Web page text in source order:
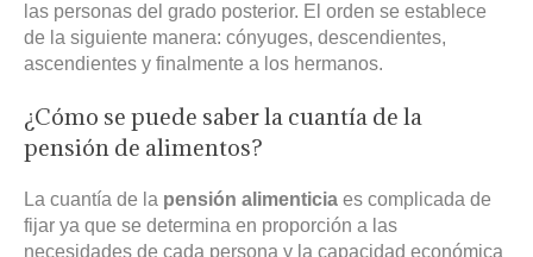
las personas del grado posterior. El orden se establece
de la siguiente manera: cónyuges, descendientes,
ascendientes y finalmente a los hermanos.
¿Cómo se puede saber la cuantía de la
pensión de alimentos?
La cuantía de la pensión alimenticia es complicada de
fijar ya que se determina en proporción a las
necesidades de cada persona y la capacidad económica